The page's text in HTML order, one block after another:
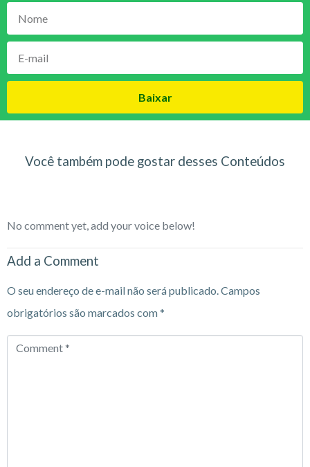
Baixar
Você também pode gostar desses Conteúdos
No comment yet, add your voice below!
Add a Comment
O seu endereço de e-mail não será publicado.Campos
obrigatórios são marcados com*
Comment